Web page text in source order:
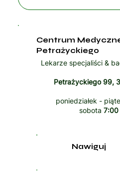
Centrum
Petrażyckiego
Lekarze specjaliści &
Petrażyckiego 99,
poniedziałek -
sobota 7:00
Nawiguj